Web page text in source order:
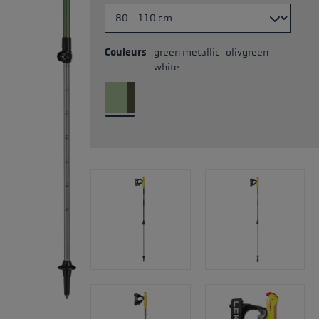
Couleurs
green metallic-olivgreen-
white